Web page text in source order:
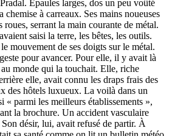
Épaules larges, dos un peu voûté
chemise à carreaux. Ses mains noueuses
roues, serrant la main courante de métal.
saisi la terre, les bêtes, les outils.
mouvement de ses doigts sur le métal.
pour avancer. Pour elle, il y avait là
monde qui la touchait. Elle, riche
elle, avait connu les draps frais des
des hôtels luxueux. La voilà dans un
« parmi les meilleurs établissements »,
la brochure. Un accident vasculaire
désir, lui, avait refusé de partir. À